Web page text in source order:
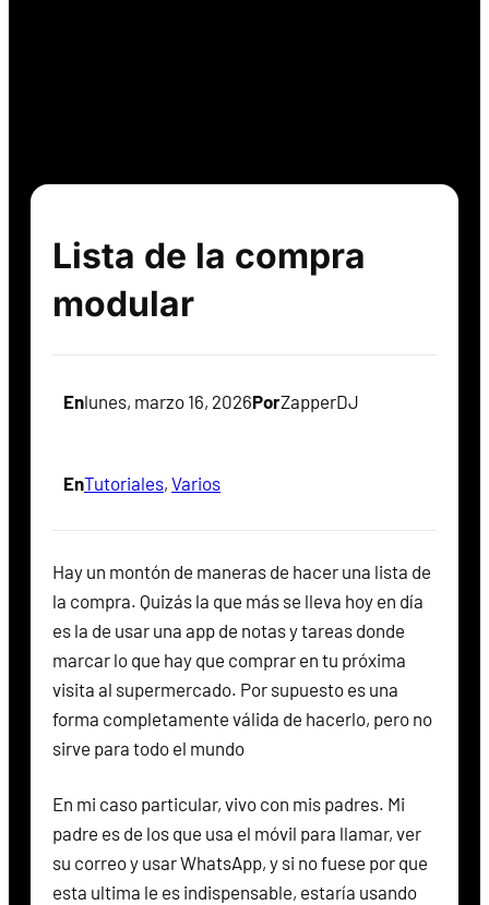
Lista de la compra
modular
Enlunes, marzo 16, 2026PorZapperDJ
EnTutoriales, Varios
Hay un montón de maneras de hacer una lista de
la compra. Quizás la que más se lleva hoy en día
es la de usar una app de notas y tareas donde
marcar lo que hay que comprar en tu próxima
visita al supermercado. Por supuesto es una
forma completamente válida de hacerlo, pero no
sirve para todo el mundo
En mi caso particular, vivo con mis padres. Mi
padre es de los que usa el móvil para llamar, ver
su correo y usar WhatsApp, y si no fuese por que
esta ultima le es indispensable, estaría usando